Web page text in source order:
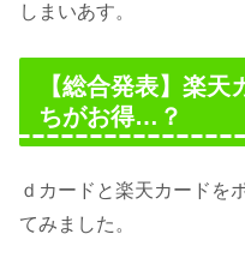
しまいあす。
【総合発表】楽
ちがお得…？
ｄカードと楽天カードを
てみました。